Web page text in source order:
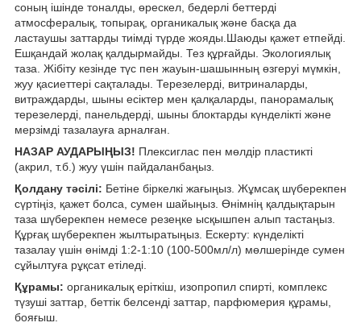
соның ішінде тоналды, өрескел, бедерлі беттерді
атмосфералық, топырақ, органикалық және басқа да
ластаушы заттарды тиімді түрде жояды.Шаюды қажет етпейді.
Ешқандай жолақ қалдырмайды. Тез құрғайды. Экологиялық
таза. Жібіту кезінде түс пен жауын-шашынның өзгеруі мүмкін,
жуу қасиеттері сақталады. Терезелерді, витриналарды,
витраждарды, шыны есіктер мен қалқаларды, панорамалық
терезелерді, панельдерді, шыны блоктарды күнделікті және
мерзімді тазалауға арналған.
НАЗАР АУДАРЫҢЫЗ! Плексиглас пен мөлдір пластикті
(акрил, т.б.) жуу үшін пайдаланбаңыз.
Қолдану тәсілі: Бетіне біркелкі жағыңыз. Жұмсақ шүберекпен
сүртіңіз, қажет болса, сумен шайыңыз. Өнімнің қалдықтарын
таза шүберекпен немесе резеңке ысқышпен алып тастаңыз.
Құрғақ шүберекпен жылтыратыңыз. Ескерту: күнделікті
тазалау үшін өнімді 1:2-1:10 (100-500мл/л) мөлшерінде сумен
сұйылтуға рұқсат етіледі.
Құрамы: органикалық еріткіш, изопропил спирті, комплекс
түзуші заттар, беттік белсенді заттар, парфюмерия құрамы,
бояғыш.